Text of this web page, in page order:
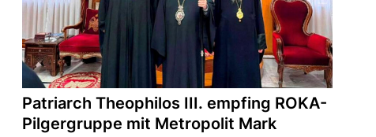
Patriarch Theophilos III. empfing ROKA-
Pilgergruppe mit Metropolit Mark